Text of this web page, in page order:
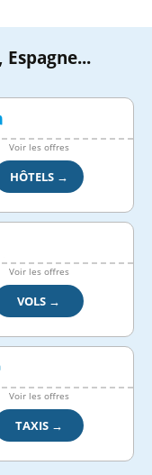
Voir les offres
HÔTELS →
Voir les offres
VOLS →
Voir les offres
TAXIS →